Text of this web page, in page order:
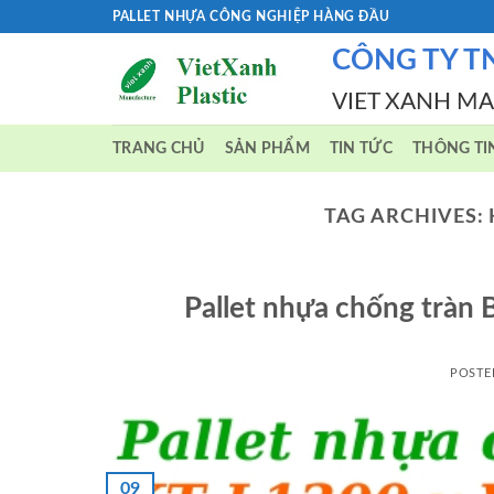
PALLET NHỰA CÔNG NGHIỆP HÀNG ĐẦU
CÔNG TY
VIET XANH
TRANG CHỦ SẢN PHẨM TIN TỨC THÔNG
TAG ARCHIVES:
Pallet nhựa chống tràn
09